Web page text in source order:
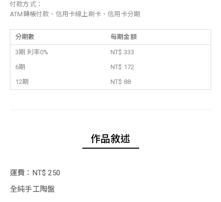
付款方式：
ATM轉帳付款、信用卡線上刷卡、信用卡分期
分期數 每期金額
3期 利率0%
NT$ 333
6期
NT$ 172
12期
NT$ 88
作品敘述
運費：NT$ 250
全純手工陶盤